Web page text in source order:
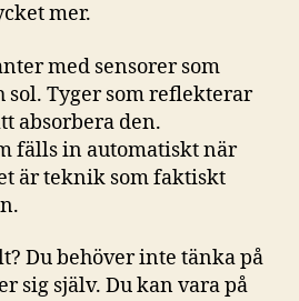
mer.
med sensorer som
sol. Tyger som reflekterar
absorbera den.
fälls in automatiskt när
är teknik som faktiskt
Du behöver inte tänka på
sig själv. Du kan vara på